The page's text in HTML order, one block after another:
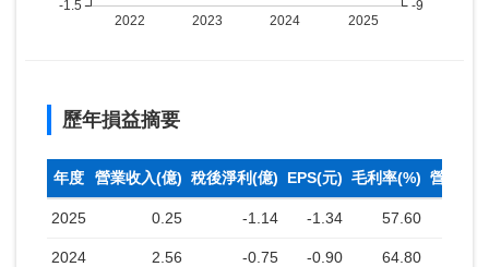
歷年損益摘要
年度 營業收入(億) 稅後淨利(億) EPS(元) 毛利率(%) 營業利
2025 0.25 -1.14 -1.34 57.60
2024 2.56 -0.75 -0.90 64.80